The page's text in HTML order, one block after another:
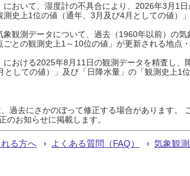
おいて、湿度計の不具合により、2026年3月1
史上1位の値（通年、3月及び4月としての値）
観測データについて、過去（1960年以前）の
との観測史上1～10位の値」が更新される地点
おける2025年8月11日の観測データを精査し
としての値）」及び「日降水量」の「観測史上
過去にさかのぼって修正する場合があります。
のお知らせに掲載します。
る方へ よくある質問（FAQ） 気象観